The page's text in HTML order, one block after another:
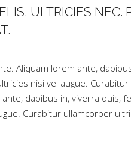
ULTRICIES NEC.
Aliquam lorem ante,
nisi vel augue.
dapibus in, viverra quis,
Curabitur ullamcorper